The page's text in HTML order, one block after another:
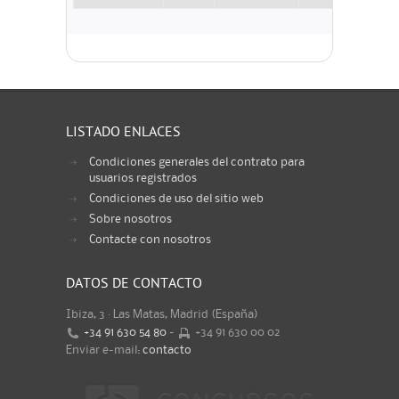
LISTADO ENLACES
Condiciones generales del contrato para
usuarios registrados
Condiciones de uso del sitio web
Sobre nosotros
Contacte con nosotros
DATOS DE CONTACTO
Ibiza, 3 · Las Matas, Madrid (España)
+34 91 630 54 80 -
+34 91 630 00 02
Enviar e-mail: contacto